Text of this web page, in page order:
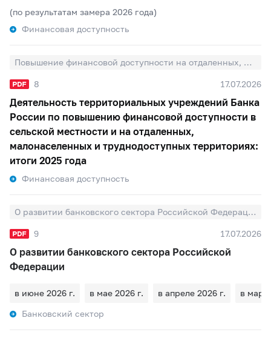
(по результатам замера 2026 года)
Финансовая доступность
Повышение финансовой доступности на отдаленных, малонаселенных и труднодоступных территориях
8 17.07.2026
Деятельность территориальных учреждений Банка
России по повышению финансовой доступности в
сельской местности и на отдаленных,
малонаселенных и труднодоступных территориях:
итоги 2025 года
Финансовая доступность
О развитии банковского сектора Российской Федерации
9 17.07.2026
О развитии банковского сектора Российской
Федерации
в июне 2026 г. в мае 2026 г. в апреле 2026 г.
в
Банковский сектор